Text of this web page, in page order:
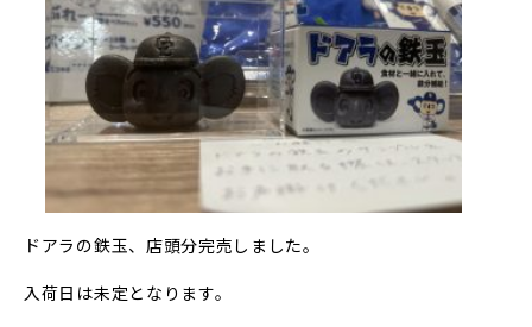
ドアラの鉄玉、店頭分完売しました。
入荷日は未定となります。